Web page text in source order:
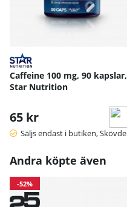
Caffeine 100 mg, 90 kapslar,
Star Nutrition
65 kr
Säljs endast i butiken, Skövde
Andra köpte även
-52%